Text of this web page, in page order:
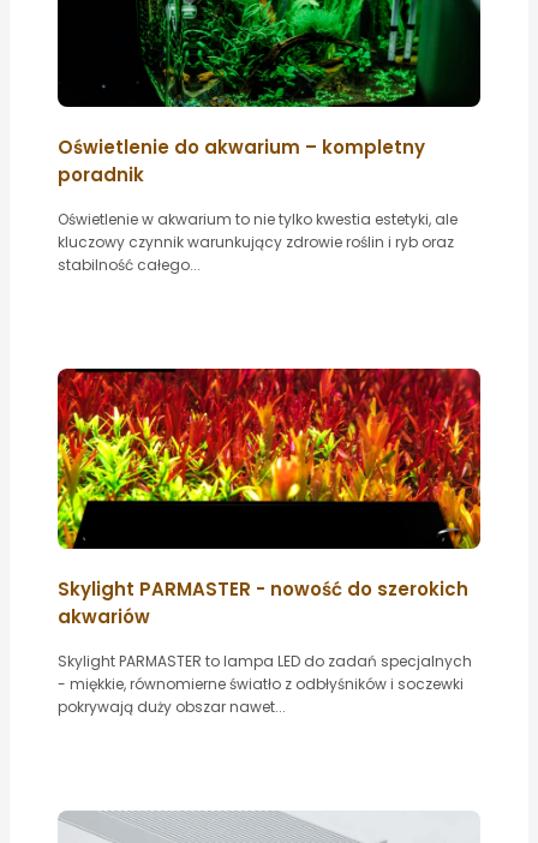
Oświetlenie do akwarium – kompletny
poradnik
Oświetlenie w akwarium to nie tylko kwestia estetyki, ale
kluczowy czynnik warunkujący zdrowie roślin i ryb oraz
stabilność całego...
Skylight PARMASTER - nowość do szerokich
akwariów
Skylight PARMASTER to lampa LED do zadań specjalnych
- miękkie, równomierne światło z odbłyśników i soczewki
pokrywają duży obszar nawet...